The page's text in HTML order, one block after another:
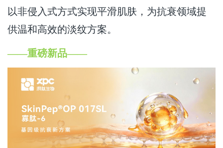
以非侵入式方式实现平滑肌肤，为抗衰领域提
供温和高效的淡纹方案。
——重磅新品——